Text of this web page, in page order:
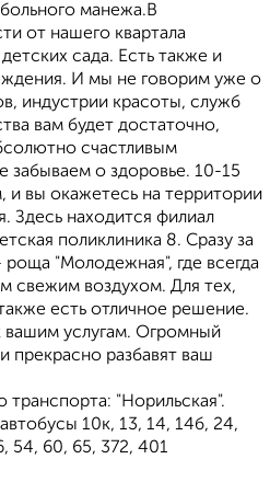
манежа.В
от нашего квартала
сада. Есть также и
И мы не говорим уже о
индустрии красоты, служб
вам будет достаточно,
счастливым
забываем о здоровье. 10-15
и вы окажетесь на территории
Здесь находится филиал
поликлиника 8. Сразу за
"Молодежная", где всегда
свежим воздухом. Для тех,
есть отличное решение.
услугам. Огромный
прекрасно разбавят ваш
"Норильская".
10к, 13, 14, 14б, 24,
54, 60, 65, 372, 401